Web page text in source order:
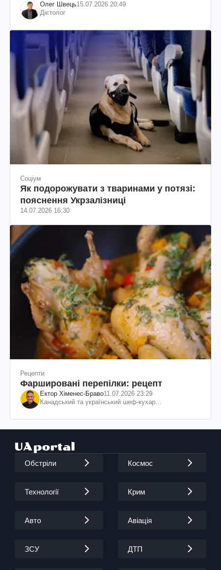
Олег Швець15.07.2026 20:49
Дієтолог
Соціум
Як подорожувати з тваринами у потязі:
пояснення Укрзалізниці
14.07.2026 16:30
Рецепти
Фаршировані перепілки: рецепт
Ектор Хіменес-Браво11.07.2026 23:29
Канадський та український шеф-кухар
Обстріли Космос
Технології Крим
Авто Авіація
ЗСУ ДТП